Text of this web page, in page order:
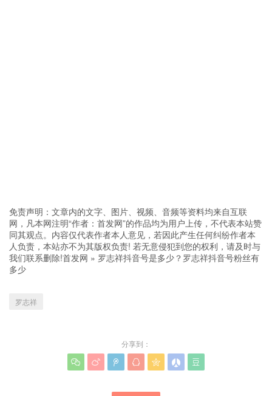
免责声明：文章内的文字、图片、视频、音频等资料均来自互联
网，凡本网注明“作者：首发网”的作品均为用户上传，不代表本站赞
同其观点。内容仅代表作者本人意见，若因此产生任何纠纷作者本
人负责，本站亦不为其版权负责! 若无意侵犯到您的权利，请及时与
我们联系删除!首发网 » 罗志祥抖音号是多少？罗志祥抖音号粉丝有
多少
罗志祥
分享到：
      